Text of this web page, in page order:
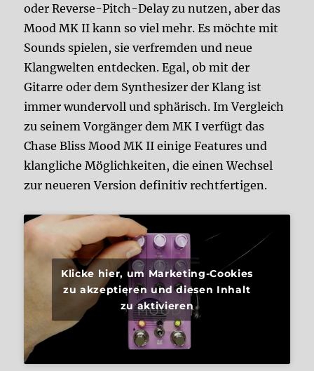
oder Reverse-Pitch-Delay zu nutzen, aber das
Mood MK II kann so viel mehr. Es möchte mit
Sounds spielen, sie verfremden und neue
Klangwelten entdecken. Egal, ob mit der
Gitarre oder dem Synthesizer der Klang ist
immer wundervoll und sphärisch. Im Vergleich
zu seinem Vorgänger dem MK I verfügt das
Chase Bliss Mood MK II einige Features und
klangliche Möglichkeiten, die einen Wechsel
zur neueren Version definitiv rechtfertigen.
Klicke hier, um Marketing-Cookies
zu akzeptieren und diesen Inhalt
zu aktivieren